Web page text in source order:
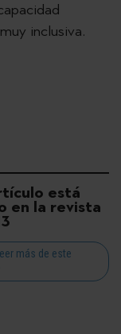
inclusiva.
está
en la revista
más de este